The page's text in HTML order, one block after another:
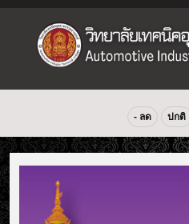
- ลด ปกติ